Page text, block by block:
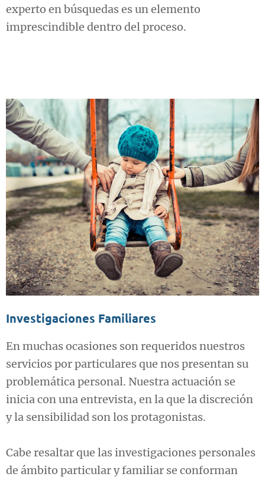
experto en búsquedas es un elemento
imprescindible dentro del proceso.
Investigaciones Familiares
En muchas ocasiones son requeridos nuestros
servicios por particulares que nos presentan su
problemática personal. Nuestra actuación se
inicia con una entrevista, en la que la discreción
y la sensibilidad son los protagonistas.
Cabe resaltar que las investigaciones personales
de ámbito particular y familiar se conforman